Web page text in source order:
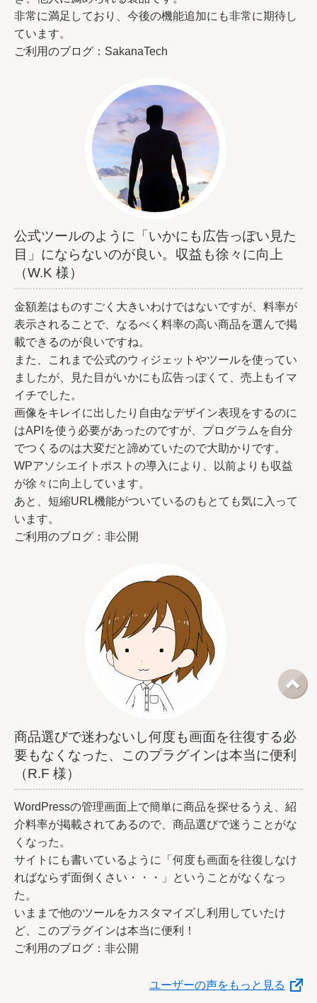
非常に満足しており、今後の機能追加にも非常に期待し
ています。
ご利用のブログ：SakanaTech
公式ツールのように「いかにも広告っぽい見た
目」にならないのが良い。収益も徐々に向上
（W.K 様）
金額差はものすごく大きいわけではないですが、料率が
表示されることで、なるべく料率の高い商品を選んで掲
載できるのが良いですね。
また、これまで公式のウィジェットやツールを使ってい
ましたが、見た目がいかにも広告っぽくて、売上もイマ
イチでした。
画像をキレイに出したり自由なデザイン表現をするのに
はAPIを使う必要があったのですが、プログラムを自分
でつくるのは大変だと諦めていたので大助かりです。
WPアソシエイトポストの導入により、以前よりも収益
が徐々に向上しています。
あと、短縮URL機能がついているのもとても気に入って
います。
ご利用のブログ：非公開
商品選びで迷わないし何度も画面を往復する必
要もなくなった、このプラグインは本当に便利
（R.F 様）
WordPressの管理画面上で簡単に商品を探せるうえ、紹
介料率が掲載されてあるので、商品選びで迷うことがな
くなった。
サイトにも書いているように「何度も画面を往復しなけ
ればならず面倒くさい・・・」ということがなくなっ
た。
いままで他のツールをカスタマイズし利用していたけ
ど、このプラグインは本当に便利！
ご利用のブログ：非公開
ユーザーの声をもっと見る